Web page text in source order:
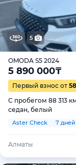
5
OMODA S5 2024
5 890 000₸
Первый взнос от
С пробегом 88 313
седан, белый
Aster Check 7
Алматы